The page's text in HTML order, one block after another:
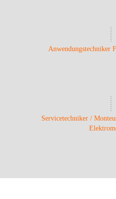
Anwendungstechniker
Servicetechniker /